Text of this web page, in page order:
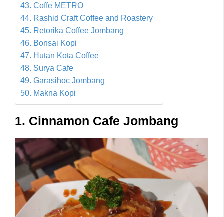
43. Coffe METRO
44. Rashid Craft Coffee and Roastery
45. Retorika Coffee Jombang
46. Bonsai Kopi
47. Hutan Kota Coffee
48. Surya Cafe
49. Garasihoc Jombang
50. Makna Kopi
1. Cinnamon Cafe Jombang